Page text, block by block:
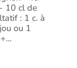
10 cl de
: 1 c. à
ou 1